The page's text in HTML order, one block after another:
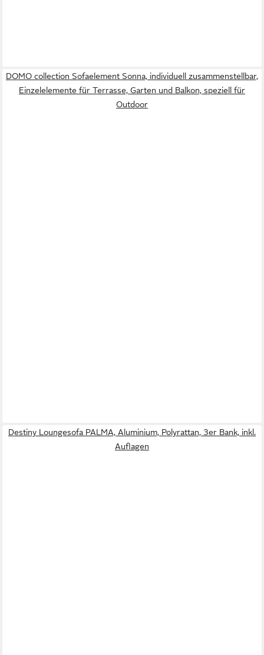
DOMO collection Sofaelement Sonna, individuell zusammenstellbar,
Einzelelemente für Terrasse, Garten und Balkon, speziell für
Outdoor
Destiny Loungesofa PALMA, Aluminium, Polyrattan, 3er Bank, inkl.
Auflagen